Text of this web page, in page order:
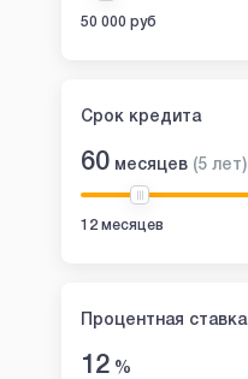
50 000 руб
Срок кредита
60 месяцев (5 лет)
12 месяцев
Процентная ставка
12%